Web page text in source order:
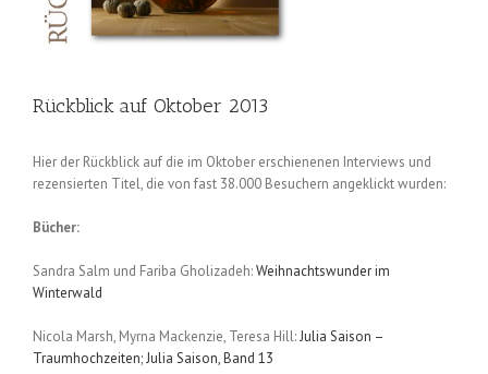
Rückblick auf Oktober 2013
Hier der Rückblick auf die im Oktober erschienenen Interviews und
rezensierten Titel, die von fast 38.000 Besuchern angeklickt wurden:
Bücher:
Sandra Salm und Fariba Gholizadeh:Weihnachtswunder im
Winterwald
Nicola Marsh, Myrna Mackenzie, Teresa Hill:Julia Saison –
Traumhochzeiten; Julia Saison, Band 13